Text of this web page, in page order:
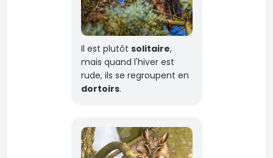
Il est plutôt solitaire,
mais quand l'hiver est
rude, ils se regroupent en
dortoirs.